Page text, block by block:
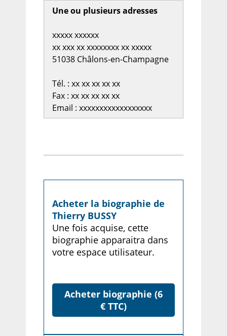
Une ou plusieurs adresses
xxxxx xxxxxx
xx xxx xx xxxxxxxx xx xxxxx
51038 Châlons-en-Champagne
Tél. : xx xx xx xx xx
Fax : xx xx xx xx xx
Email : xxxxxxxxxxxxxxxxxx
Acheter la biographie de
Thierry BUSSY
Une fois acquise, cette
biographie apparaitra dans
votre espace utilisateur.
Acheter biographie (6
€ TTC)